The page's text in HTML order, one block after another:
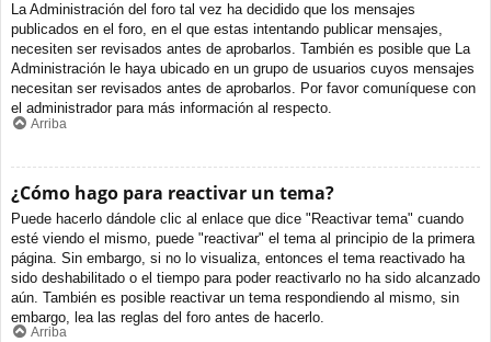
La Administración del foro tal vez ha decidido que los mensajes
publicados en el foro, en el que estas intentando publicar mensajes,
necesiten ser revisados antes de aprobarlos. También es posible que La
Administración le haya ubicado en un grupo de usuarios cuyos mensajes
necesitan ser revisados antes de aprobarlos. Por favor comuníquese con
el administrador para más información al respecto.
Arriba
¿Cómo hago para reactivar un tema?
Puede hacerlo dándole clic al enlace que dice "Reactivar tema" cuando
esté viendo el mismo, puede "reactivar" el tema al principio de la primera
página. Sin embargo, si no lo visualiza, entonces el tema reactivado ha
sido deshabilitado o el tiempo para poder reactivarlo no ha sido alcanzado
aún. También es posible reactivar un tema respondiendo al mismo, sin
embargo, lea las reglas del foro antes de hacerlo.
Arriba